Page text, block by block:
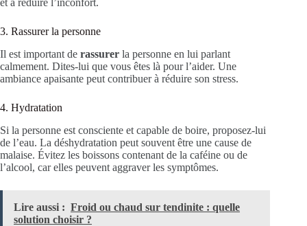
et à réduire l’inconfort.
3. Rassurer la personne
Il est important de rassurer la personne en lui parlant
calmement. Dites-lui que vous êtes là pour l’aider. Une
ambiance apaisante peut contribuer à réduire son stress.
4. Hydratation
Si la personne est consciente et capable de boire, proposez-lui
de l’eau. La déshydratation peut souvent être une cause de
malaise. Évitez les boissons contenant de la caféine ou de
l’alcool, car elles peuvent aggraver les symptômes.
Lire aussi : Froid ou chaud sur tendinite : quelle
solution choisir ?